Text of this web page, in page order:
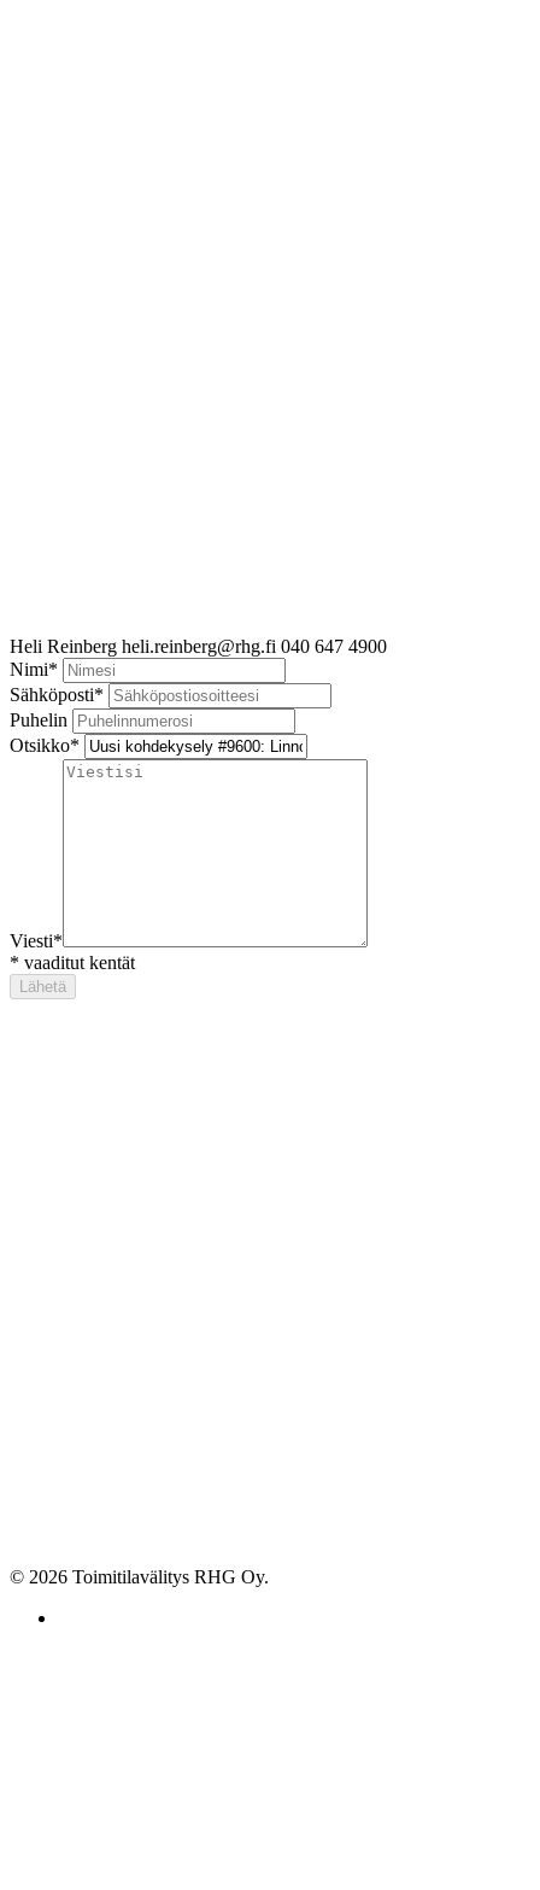
Heli Reinberg heli.reinberg@rhg.fi 040 647 4900
Nimi*
Sähköposti*
Puhelin
Otsikko*
Viesti*
* vaaditut kentät
© 2026 Toimitilavälitys RHG Oy.